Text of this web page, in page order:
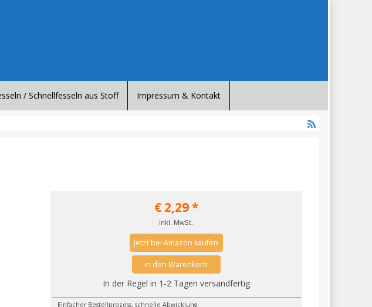
/ Schnellfesseln aus Stoff Impressum & Kontakt
€2,29*
inkl. MwSt.
Jetzt bei Amazon kaufen
in den Warenkorb
In der Regel in 1-2 Tagen versandfertig
Einfacher Bestellprozess, schnelle Abwicklung.